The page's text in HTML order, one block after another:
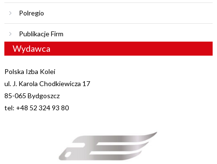
Polregio
Publikacje Firm
Wydawca
Polska Izba Kolei
ul. J. Karola Chodkiewicza 17
85-065 Bydgoszcz
tel: +48 52 324 93 80